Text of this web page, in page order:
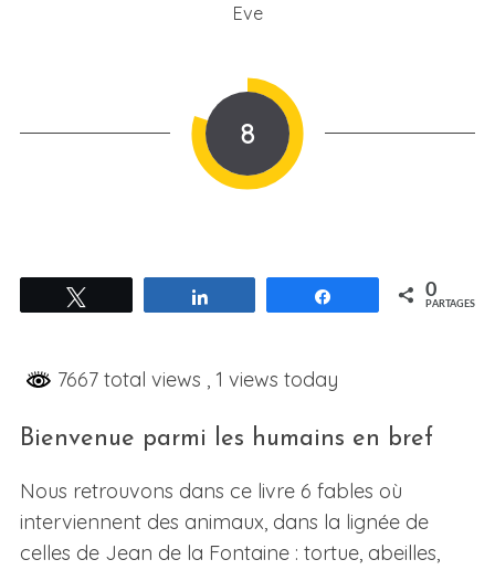
Eve
8
Partagez 0
PARTAGES
7667 total views , 1 views today
Bienvenue parmi les humains en bref
Nous retrouvons dans ce livre 6 fables où
interviennent des animaux, dans la lignée de
celles de Jean de la Fontaine : tortue, abeilles,